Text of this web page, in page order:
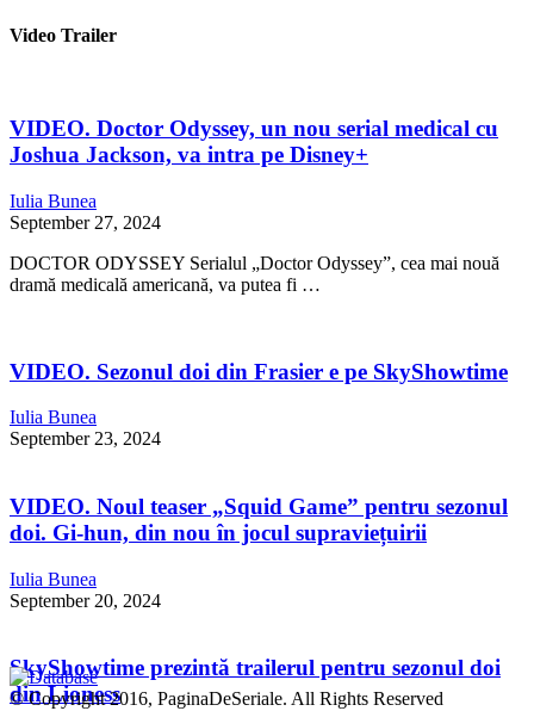
Video Trailer
VIDEO. Doctor Odyssey, un nou serial medical cu
Joshua Jackson, va intra pe Disney+
Iulia Bunea
September 27, 2024
DOCTOR ODYSSEY Serialul „Doctor Odyssey”, cea mai nouă
dramă medicală americană, va putea fi …
VIDEO. Sezonul doi din Frasier e pe SkyShowtime
Iulia Bunea
September 23, 2024
VIDEO. Noul teaser „Squid Game” pentru sezonul
doi. Gi-hun, din nou în jocul supraviețuirii
Iulia Bunea
September 20, 2024
SkyShowtime prezintă trailerul pentru sezonul doi
din Lioness
© Copyright 2016, PaginaDeSeriale. All Rights Reserved